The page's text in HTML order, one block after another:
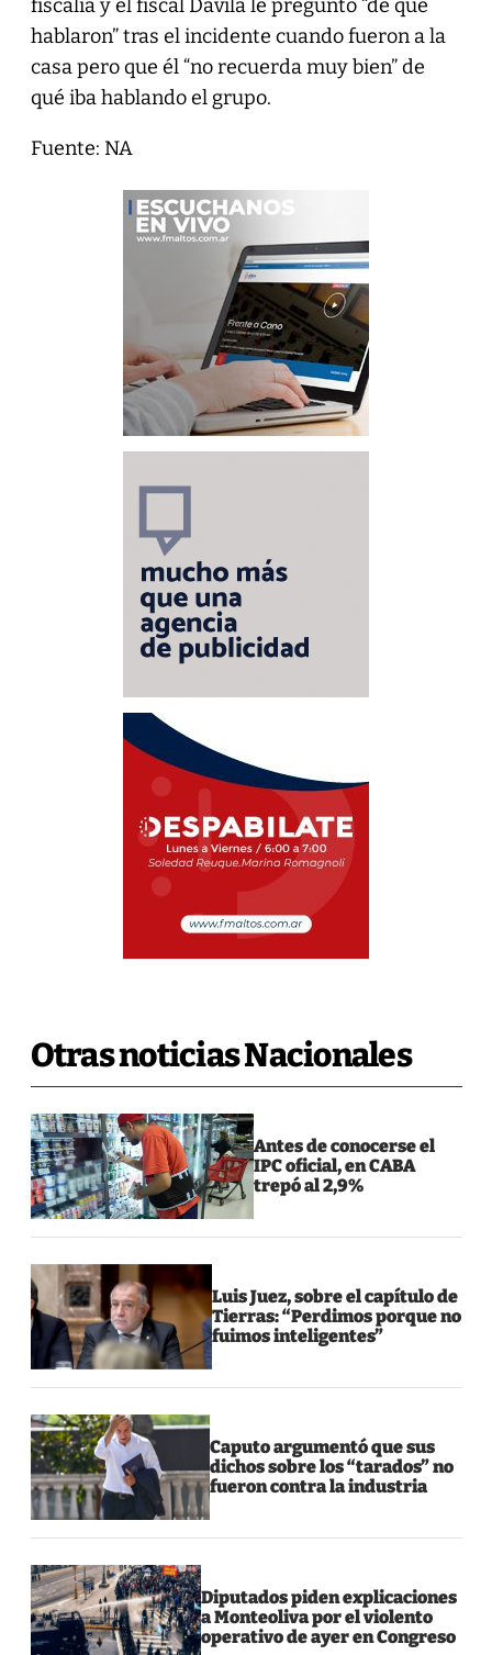
fiscalía y el fiscal Dávila le preguntó “de qué
hablaron” tras el incidente cuando fueron a la
casa pero que él “no recuerda muy bien” de
qué iba hablando el grupo.
Fuente: NA
Otras noticias Nacionales
Antes de conocerse el
IPC oficial, en CABA
trepó al 2,9%
Luis Juez, sobre el capítulo de
Tierras: “Perdimos porque no
fuimos inteligentes”
Caputo argumentó que sus
dichos sobre los “tarados” no
fueron contra la industria
Diputados piden explicaciones
a Monteoliva por el violento
operativo de ayer en Congreso